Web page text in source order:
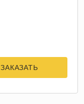
ЗАКАЗАТЬ